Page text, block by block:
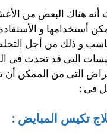
أنه هناك البعض من
أستخدامها و
و ذلك من أجل
التى قد تحدث فى
التى من الممكن أن
فى :
تكيس المبايض :